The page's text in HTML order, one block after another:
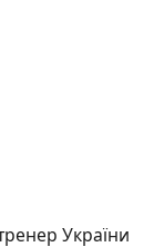
України